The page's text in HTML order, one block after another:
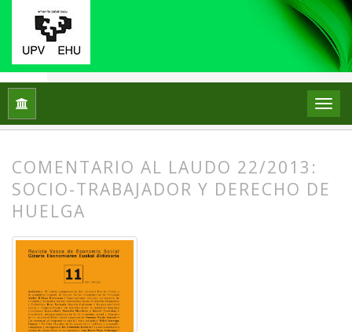
Inicio Comentario de sentencia
COMENTARIO AL LAUDO 22/2013:
SOCIO-TRABAJADOR Y DERECHO DE
HUELGA